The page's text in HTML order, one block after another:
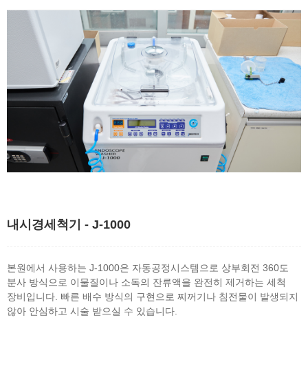
내시경세척기 - J-1000
본원에서 사용하는 J-1000은 자동공정시스템으로 상부회전 360도
분사 방식으로 이물질이나 소독의 잔류액을 완전히 제거하는 세척
장비입니다. 빠른 배수 방식의 구현으로 찌꺼기나 침전물이 발생되지
않아 안심하고 시술 받으실 수 있습니다.